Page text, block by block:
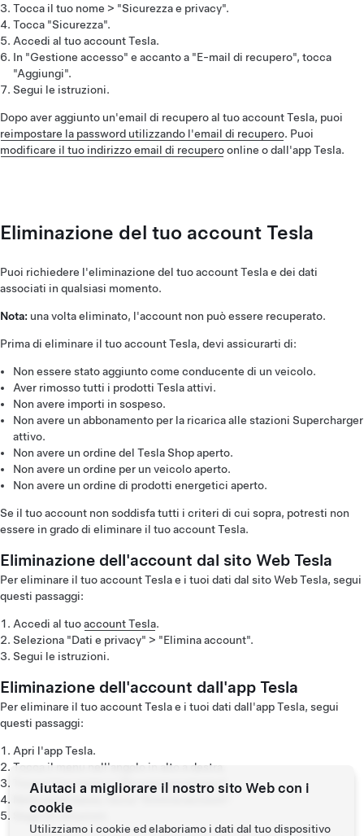
Tocca il tuo nome > "Sicurezza e privacy".
Tocca "Sicurezza".
Accedi al tuo account Tesla.
In "Gestione accesso" e accanto a "E-mail di recupero", tocca
"Aggiungi".
Segui le istruzioni.
Dopo aver aggiunto un'email di recupero al tuo account Tesla, puoi
reimpostare la password utilizzando l'email di recupero. Puoi
modificare il tuo indirizzo email di recuperoonline o dall'app Tesla.
Eliminazione del tuo account Tesla
Puoi richiedere l'eliminazione del tuo account Tesla e dei dati
associati in qualsiasi momento.
Nota: una volta eliminato, l'account non può essere recuperato.
Prima di eliminare il tuo account Tesla, devi assicurarti di:
Non essere stato aggiunto come conducente di un veicolo.
Aver rimosso tutti i prodotti Tesla attivi.
Non avere importi in sospeso.
Non avere un abbonamento per la ricarica alle stazioni Supercharger
attivo.
Non avere un ordine del Tesla Shop aperto.
Non avere un ordine per un veicolo aperto.
Non avere un ordine di prodotti energetici aperto.
Se il tuo account non soddisfa tutti i criteri di cui sopra, potresti non
essere in grado di eliminare il tuo account Tesla.
Eliminazione dell'account dal sito Web Tesla
Per eliminare il tuo account Tesla e i tuoi dati dal sito Web Tesla, segui
questi passaggi:
Accedi al tuoaccount Tesla.
Seleziona "Dati e privacy" > "Elimina account".
Segui le istruzioni.
Eliminazione dell'account dall'app Tesla
Per eliminare il tuo account Tesla e i tuoi dati dall'app Tesla, segui
questi passaggi:
Apri l'app Tesla.
Tocca il menu nell'angolo in alto a destra.
Tocca il tuo nome > "Sicurezza e privacy".
Nella parte bassa, tocca "Elimina account".
Segui le istruzioni.
Aiutaci a migliorare il nostro sito Web con i
cookie
Utilizziamo i cookie ed elaboriamo i dati dal tuo dispositivo